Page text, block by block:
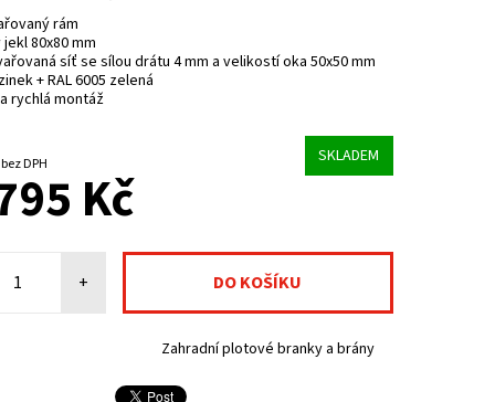
rám
80x80 mm
síť se sílou drátu 4 mm a velikostí oka 50x50 mm
+ RAL 6005 zelená
rychlá montáž
18 838,84 Kč bez DPH SKLADEM
Kč
+
Zahradní plotové branky a brány